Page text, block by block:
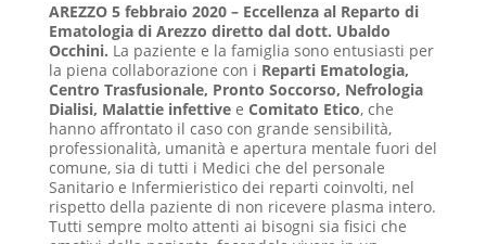
AREZZO 5 febbraio 2020 – Eccellenza al Reparto di
Ematologia di Arezzo diretto dal dott. Ubaldo
Occhini. La paziente e la famiglia sono entusiasti per
la piena collaborazione con i Reparti Ematologia,
Centro Trasfusionale, Pronto Soccorso, Nefrologia
Dialisi, Malattie infettivee Comitato Etico, che
hanno affrontato il caso con grande sensibilità,
professionalità, umanità e apertura mentale fuori del
comune, sia di tutti i Medici che del personale
Sanitario e Infermieristico dei reparti coinvolti, nel
rispetto della paziente di non ricevere plasma intero.
Tutti sempre molto attenti ai bisogni sia fisici che